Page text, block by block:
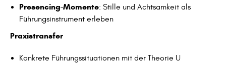
Presencing-Momente: Stille und Achtsamkeit als
Führungsinstrument erleben
Praxistransfer
Konkrete Führungssituationen mit der Theorie U